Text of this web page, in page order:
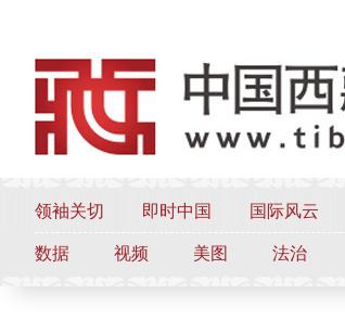
领袖关切 即时中国 国际风云
数据 视频 美图 法治